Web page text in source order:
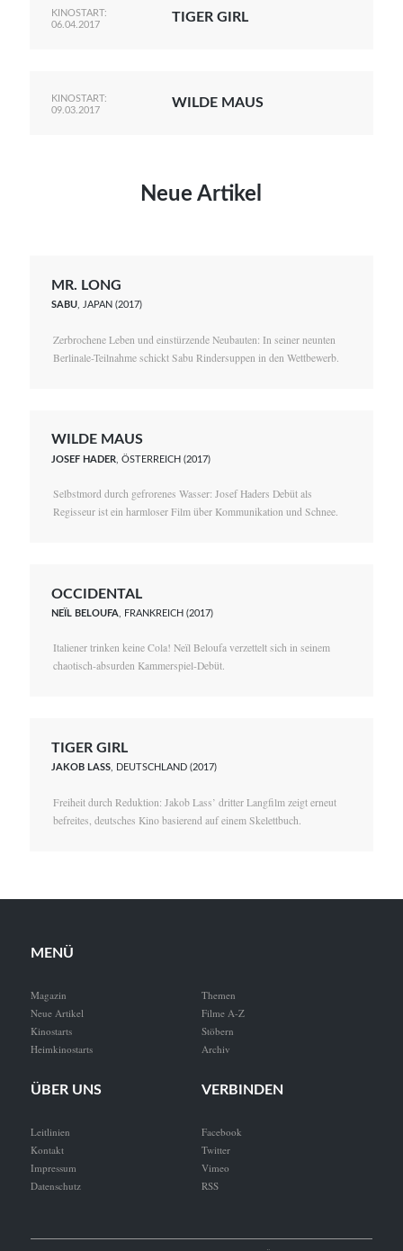
KINOSTART:
06.04.2017
TIGER GIRL
KINOSTART:
09.03.2017
WILDE MAUS
Neue Artikel
MR. LONG
SABU, JAPAN (2017)
Zerbrochene Leben und einstürzende Neubauten: In seiner neunten
Berlinale-Teilnahme schickt Sabu Rindersuppen in den Wettbewerb.
WILDE MAUS
JOSEF HADER , ÖSTERREICH (2017)
Selbstmord durch gefrorenes Wasser: Josef Haders Debüt als
Regisseur ist ein harmloser Film über Kommunikation und Schnee.
OCCIDENTAL
NEÏL BELOUFA , FRANKREICH (2017)
Italiener trinken keine Cola! Neïl Beloufa verzettelt sich in seinem
chaotisch-absurden Kammerspiel-Debüt.
TIGER GIRL
JAKOB LASS, DEUTSCHLAND (2017)
Freiheit durch Reduktion: Jakob Lass’ dritter Langfilm zeigt erneut
befreites, deutsches Kino basierend auf einem Skelettbuch.
MENÜ
Magazin
Neue Artikel
Kinostarts
Heimkinostarts
Themen
Filme A-Z
Stöbern
Archiv
ÜBER UNS
Leitlinien
Kontakt
Impressum
Datenschutz
VERBINDEN
Facebook
Twitter
Vimeo
RSS